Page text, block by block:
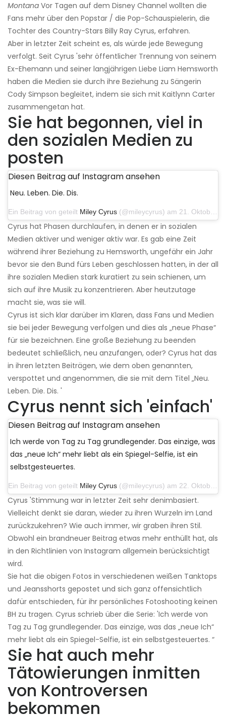
Montana Vor Tagen auf dem Disney Channel wollten die
Fans mehr über den Popstar / die Pop-Schauspielerin, die
Tochter des Country-Stars Billy Ray Cyrus, erfahren.
Aber in letzter Zeit scheint es, als würde jede Bewegung
verfolgt. Seit Cyrus 'sehr öffentlicher Trennung von seinem
Ex-Ehemann und seiner langjährigen Liebe Liam Hemsworth
haben die Medien sie durch ihre Beziehung zu Sängerin
Cody Simpson begleitet, indem sie sich mit Kaitlynn Carter
zusammengetan hat.
Sie hat begonnen, viel in
den sozialen Medien zu
posten
Diesen Beitrag auf Instagram ansehen
Neu. Leben. Die. Dis.
Ein Beitrag von geteilt Miley Cyrus (@mileycyrus) am 21. Oktober 2019 um 12:31 Uhr PDT
Cyrus hat Phasen durchlaufen, in denen er in sozialen
Medien aktiver und weniger aktiv war. Es gab eine Zeit
während ihrer Beziehung zu Hemsworth, ungefähr ein Jahr
bevor sie den Bund fürs Leben geschlossen hatten, in der all
ihre sozialen Medien stark kuratiert zu sein schienen, um
sich auf ihre Musik zu konzentrieren. Aber heutzutage
macht sie, was sie will.
Cyrus ist sich klar darüber im Klaren, dass Fans und Medien
sie bei jeder Bewegung verfolgen und dies als „neue Phase“
für sie bezeichnen. Eine große Beziehung zu beenden
bedeutet schließlich, neu anzufangen, oder? Cyrus hat das
in ihren letzten Beiträgen, wie dem oben genannten,
verspottet und angenommen, die sie mit dem Titel „Neu.
Leben. Die. Dis. '
Cyrus nennt sich 'einfach'
Diesen Beitrag auf Instagram ansehen
Ich werde von Tag zu Tag grundlegender. Das einzige, was
das „neue Ich“ mehr liebt als ein Spiegel-Selfie, ist ein
selbstgesteuertes.
Ein Beitrag von geteilt Miley Cyrus (@mileycyrus) am 22. Oktober 2019 um 11:39 Uhr PDT
Cyrus 'Stimmung war in letzter Zeit sehr denimbasiert.
Vielleicht denkt sie daran, wieder zu ihren Wurzeln im Land
zurückzukehren? Wie auch immer, wir graben ihren Stil.
Obwohl ein brandneuer Beitrag etwas mehr enthüllt hat, als
in den Richtlinien von Instagram allgemein berücksichtigt
wird.
Sie hat die obigen Fotos in verschiedenen weißen Tanktops
und Jeansshorts gepostet und sich ganz offensichtlich
dafür entschieden, für ihr persönliches Fotoshooting keinen
BH zu tragen. Cyrus schrieb über die Serie: 'Ich werde von
Tag zu Tag grundlegender. Das einzige, was das „neue Ich“
mehr liebt als ein Spiegel-Selfie, ist ein selbstgesteuertes. “
Sie hat auch mehr
Tätowierungen inmitten
von Kontroversen
bekommen